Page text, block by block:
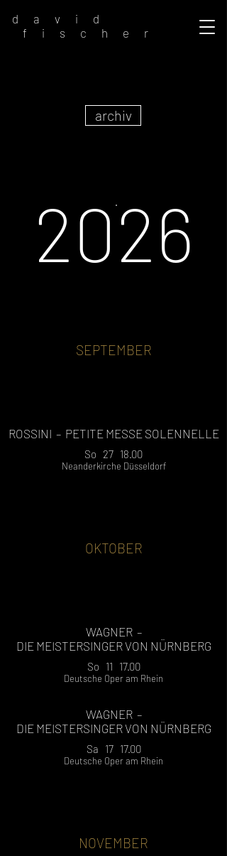
d a v i d
f i s c h e r
archiv
2026
SEPTEMBER
ROSSINI – PETITE MESSE SOLENNELLE
So 27 18.00
Neanderkirche Düsseldorf
OKTOBER
WAGNER –
DIE MEISTERSINGER VON NÜRNBERG
So 11 17.00
Deutsche Oper am Rhein
WAGNER –
DIE MEISTERSINGER VON NÜRNBERG
Sa 17 17.00
Deutsche Oper am Rhein
NOVEMBER